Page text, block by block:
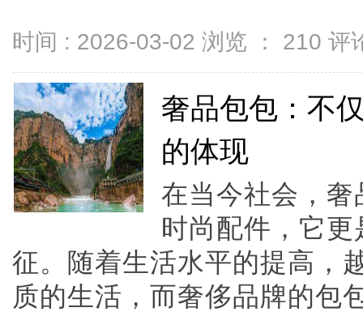
时间 : 2026-03-02 浏览 ： 210 评
奢品包包：不
的体现
在当今社会，
时尚配件，它
征。随着生活水平的提高，
质的生活，而奢侈品牌的包